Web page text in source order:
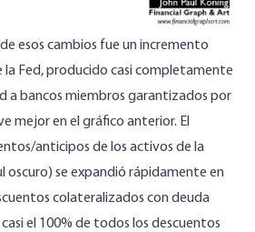
esos cambios fue un incremento
la Fed, producido casi completamente
a bancos miembros garantizados por
mejor en el gráfico anterior. El
anticipos de los activos de la
oscuro) se expandió rápidamente en
colateralizados con deuda
el 100% de todos los descuentos